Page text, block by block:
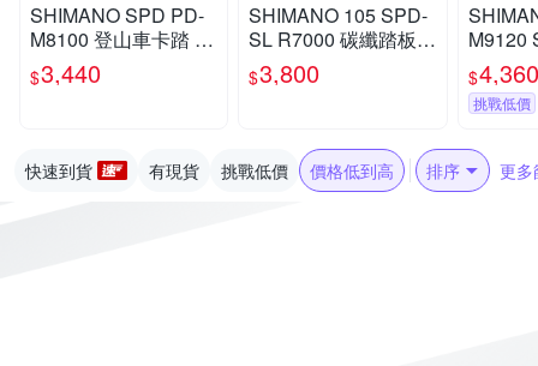
SHIMANO SPD PD-
M8100 登山車卡踏 X
C踏板 自行車踏板
$3,440
SHIMANO 105 SPD-
SL R7000 碳纖踏板
公路車卡踏 自行車踏
板
$3,800
M9120
色
$4,360
挑戰低價
快速到貨 有現貨 挑戰低價 價格低到高 排序 更多